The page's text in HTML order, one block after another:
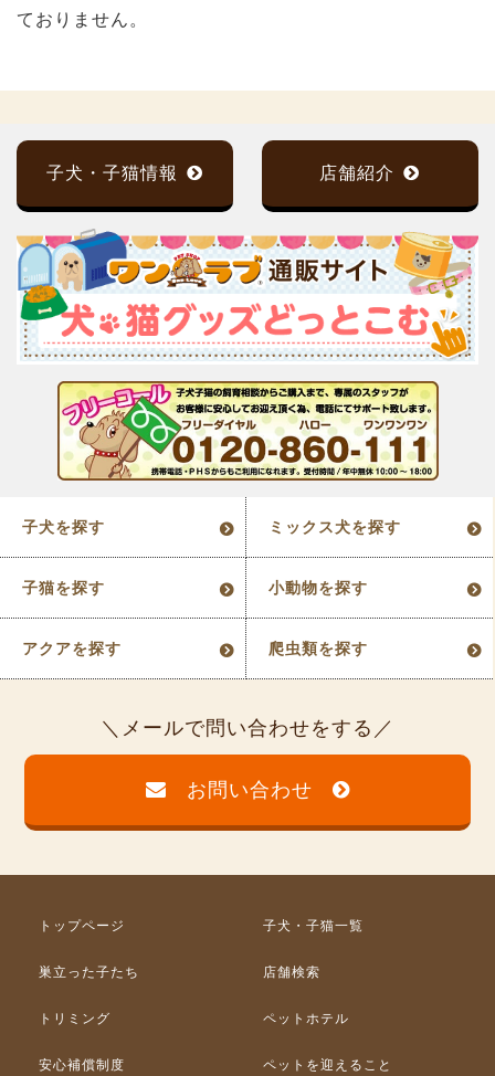
ておりません。
子犬・子猫情報 店舗紹介
子犬を探す ミックス犬を探す
子猫を探す 小動物を探す
アクアを探す 爬虫類を探す
メールで問い合わせをする
お問い合わせ
トップページ 子犬・子猫一覧
巣立った子たち 店舗検索
トリミング ペットホテル
安心補償制度 ペットを迎えること